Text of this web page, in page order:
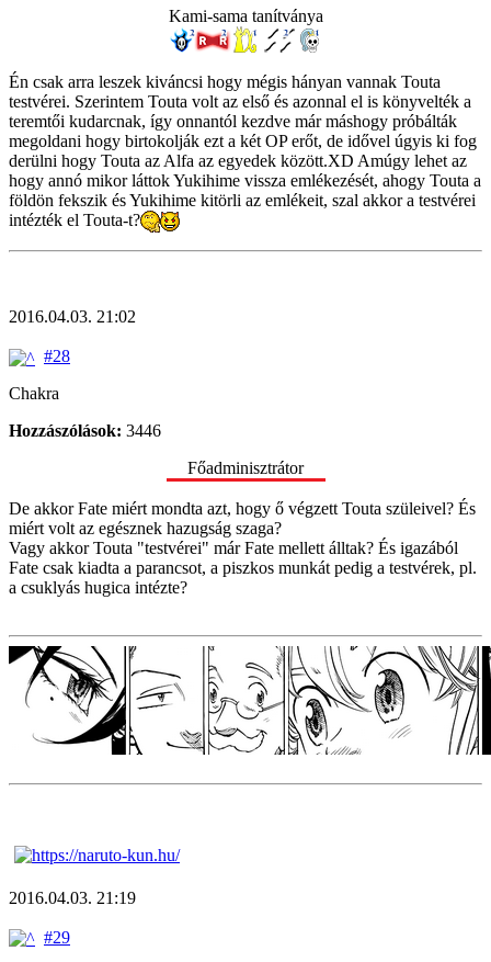
Kami-sama tanítványa
Én csak arra leszek kiváncsi hogy mégis hányan vannak Touta
testvérei. Szerintem Touta volt az első és azonnal el is könyvelték a
teremtői kudarcnak, így onnantól kezdve már máshogy próbálták
megoldani hogy birtokolják ezt a két OP erőt, de idővel úgyis ki fog
derülni hogy Touta az Alfa az egyedek között.XD Amúgy lehet az
hogy annó mikor láttok Yukihime vissza emlékezését, ahogy Touta a
földön fekszik és Yukihime kitörli az emlékeit, szal akkor a testvérei
intézték el Touta-t?
2016.04.03. 21:02
#28
Chakra
Hozzászólások: 3446
Főadminisztrátor
De akkor Fate miért mondta azt, hogy ő végzett Touta szüleivel? És
miért volt az egésznek hazugság szaga?
Vagy akkor Touta "testvérei" már Fate mellett álltak? És igazából
Fate csak kiadta a parancsot, a piszkos munkát pedig a testvérek, pl.
a csuklyás hugica intézte?
2016.04.03. 21:19
#29